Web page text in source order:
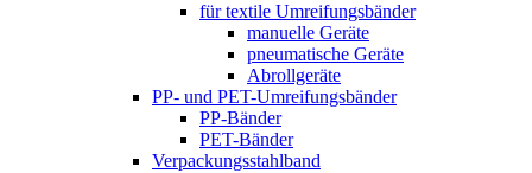
für textile Umreifungsbänder
manuelle Geräte
pneumatische Geräte
Abrollgeräte
PP- und PET-Umreifungsbänder
PP-Bänder
PET-Bänder
Verpackungsstahlband